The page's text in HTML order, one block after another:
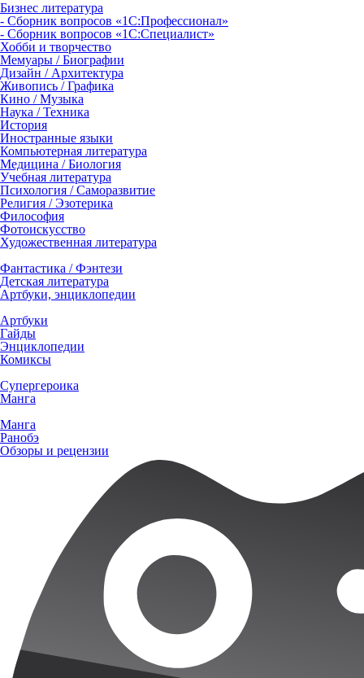
Бизнес литература
- Сборник вопросов «1С:Профессионал»
- Сборник вопросов «1С:Специалист»
Хобби и творчество
Мемуары / Биографии
Дизайн / Архитектура
Живопись / Графика
Кино / Музыка
Наука / Техника
История
Иностранные языки
Компьютерная литература
Медицина / Биология
Учебная литература
Психология / Саморазвитие
Религия / Эзотерика
Философия
Фотоискусство
Художественная литература
Фантастика / Фэнтези
Детская литература
Артбуки, энциклопедии
Артбуки
Гайды
Энциклопедии
Комиксы
Супергероика
Манга
Манга
Ранобэ
Обзоры и рецензии